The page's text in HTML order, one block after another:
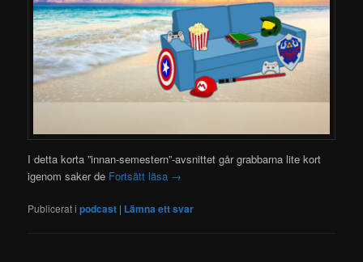
I detta korta ”innan-semestern”-avsnittet går grabbarna lite kort
igenom saker de Fortsätt läsa →
Publicerat i podcast | Lämna ett svar